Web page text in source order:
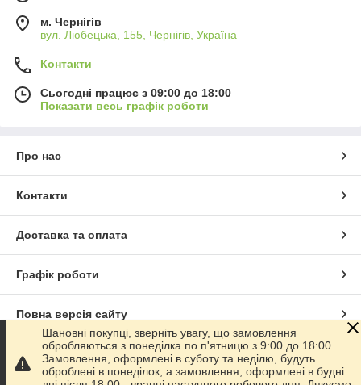
м. Чернігів
вул. Любецька, 155, Чернігів, Україна
Контакти
Сьогодні працює з 09:00 до 18:00
Показати весь графік роботи
Про нас
Контакти
Доставка та оплата
Графік роботи
Повна версія сайту
Сайт створено на маркетплейсіProm.ua
Шановні покупці, зверніть увагу, що замовлення
обробляються з понеділка по п'ятницю з 9:00 до 18:00.
Замовлення, оформлені в суботу та неділю, будуть
оброблені в понеділок, а замовлення, оформлені в будні